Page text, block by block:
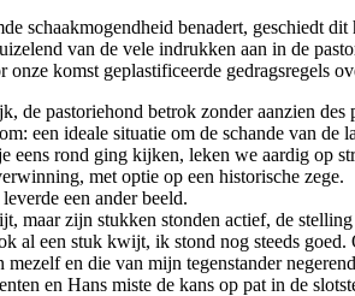
schaakmogendheid benadert, geschiedt
van de vele indrukken aan in de
onze komst geplastificeerde gedragsregels
de pastoriehond betrok zonder aanzien
een ideale situatie om de schande van de
eens rond ging kijken, leken we aardig op
met optie op een historische zege.
een ander beeld.
maar zijn stukken stonden actief, de
al een stuk kwijt, ik stond nog steeds
en die van mijn tegenstander
en Hans miste de kans op pat in de